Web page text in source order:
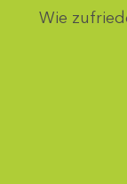
Wie